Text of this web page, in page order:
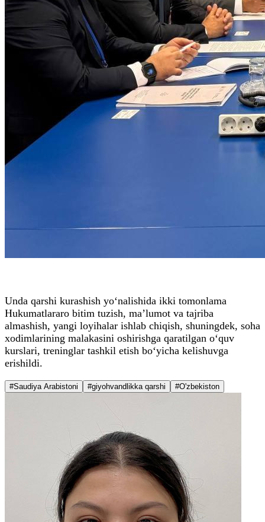
Unda qarshi kurashish yo‘nalishida ikki tomonlama
Hukumatlararo bitim tuzish, ma’lumot va tajriba
almashish, yangi loyihalar ishlab chiqish, shuningdek, soha
xodimlarining malakasini oshirishga qaratilgan o‘quv
kurslari, treninglar tashkil etish bo‘yicha kelishuvga
erishildi.
#Saudiya Arabistoni #giyohvandlikka qarshi #O'zbekiston